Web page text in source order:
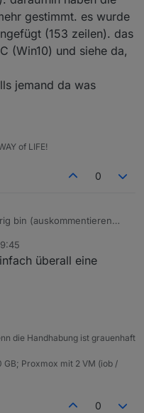
gestimmt. es wurde
(153 zeilen). das
(Win10) und siehe da,
jemand da was
of LIFE!
0
bin (auskommentieren
(firefox). daraufhin
überhaupt nicht mehr
überall eine leerzeile
ganze mit chrome am
da, nur mehr 76
überall eine
die Handhabung ist grauenhaft
GB; Proxmox mit 2 VM (iob /
0